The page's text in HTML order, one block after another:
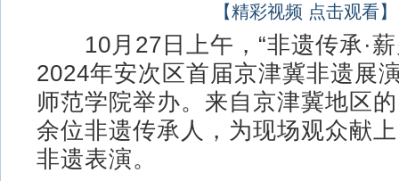
【精彩视频 点击观看】
10月27日上午，“非遗传承·
2024年安次区首届京津冀非遗展
师范学院举办。来自京津冀地区
余位非遗传承人，为现场观众献
非遗表演。